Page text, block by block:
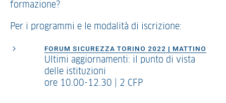
formazione?
Per i programmi e le modalità di iscrizione:
FORUM SICUREZZA TORINO 2022 | MATTINO
Ultimi aggiornamenti: il punto di vista
delle istituzioni
ore 10.00-12.30 | 2 CFP